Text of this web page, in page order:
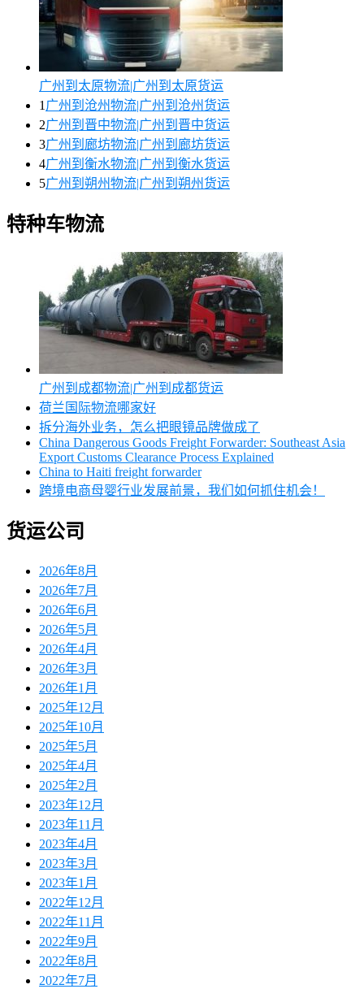
广州到太原物流|广州到太原货运
1 广州到沧州物流|广州到沧州货运
2广州到晋中物流|广州到晋中货运
3广州到廊坊物流|广州到廊坊货运
4广州到衡水物流|广州到衡水货运
5广州到朔州物流|广州到朔州货运
特种车物流
广州到成都物流|广州到成都货运
荷兰国际物流哪家好
拆分海外业务，怎么把眼镜品牌做成了
China Dangerous Goods Freight Forwarder: Southeast Asia
Export Customs Clearance Process Explained
China to Haiti freight forwarder
跨境电商母婴行业发展前景，我们如何抓住机会！
货运公司
2026年8月
2026年7月
2026年6月
2026年5月
2026年4月
2026年3月
2026年1月
2025年12月
2025年10月
2025年5月
2025年4月
2025年2月
2023年12月
2023年11月
2023年4月
2023年3月
2023年1月
2022年12月
2022年11月
2022年9月
2022年8月
2022年7月